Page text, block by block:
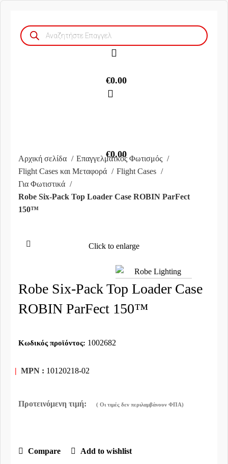
Products
search
€0.00
€0.00
Αρχική σελίδα
Επαγγελματκός Φωτισμός
Flight Cases και Μεταφορά
Flight Cases
Για Φωτιστικά
Robe Six-Pack Top Loader Case ROBIN ParFect
150™
Click to enlarge
Robe Six-Pack Top Loader Case
ROBIN ParFect 150™
Κωδικός προϊόντος: 1002682
| MPN : 10120218-02
Compare Add to wishlist